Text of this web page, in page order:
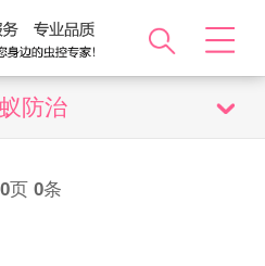
防治
0页 0条